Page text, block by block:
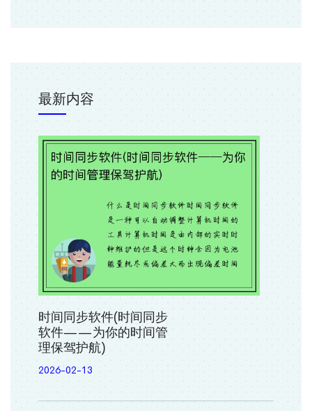
最新内容
时间同步软件(时间同步
软件——为你的时间管
理保驾护航)
2026-02-13